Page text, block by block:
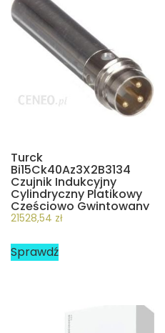
Turck
Bi15Ck40Az3X2B3134
Czujnik Indukcyjny
Cylindryczny Platikowy
Częściowo Gwintowany
(NI100RS32XL2LUH1141S9
21528,54 zł
Sprawdź